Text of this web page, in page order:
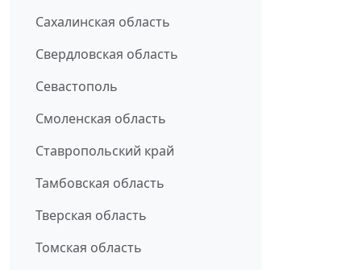
Сахалинская область
Свердловская область
Севастополь
Смоленская область
Ставропольский край
Тамбовская область
Тверская область
Томская область